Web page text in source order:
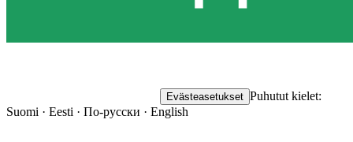
Evästeasetukset Puhutut kielet:
Suomi · Eesti · По-русски · English